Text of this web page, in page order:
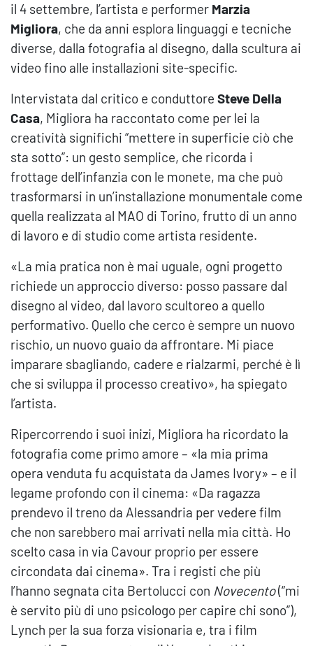
il 4 settembre, l’artista e performer Marzia
Migliora, che da anni esplora linguaggi e tecniche
diverse, dalla fotografia al disegno, dalla scultura ai
video fino alle installazioni site-specific.
Intervistata dal critico e conduttore Steve Della
Casa, Migliora ha raccontato come per lei la
creatività significhi “mettere in superficie ciò che
sta sotto”: un gesto semplice, che ricorda i
frottage dell’infanzia con le monete, ma che può
trasformarsi in un’installazione monumentale come
quella realizzata al MAO di Torino, frutto di un anno
di lavoro e di studio come artista residente.
«La mia pratica non è mai uguale, ogni progetto
richiede un approccio diverso: posso passare dal
disegno al video, dal lavoro scultoreo a quello
performativo. Quello che cerco è sempre un nuovo
rischio, un nuovo guaio da affrontare. Mi piace
imparare sbagliando, cadere e rialzarmi, perché è lì
che si sviluppa il processo creativo», ha spiegato
l’artista.
Ripercorrendo i suoi inizi, Migliora ha ricordato la
fotografia come primo amore – «la mia prima
opera venduta fu acquistata da James Ivory» – e il
legame profondo con il cinema: «Da ragazza
prendevo il treno da Alessandria per vedere film
che non sarebbero mai arrivati nella mia città. Ho
scelto casa in via Cavour proprio per essere
circondata dai cinema». Tra i registi che più
l’hanno segnata cita Bertolucci con Novecento(“mi
è servito più di uno psicologo per capire chi sono”),
Lynch per la sua forza visionaria e, tra i film